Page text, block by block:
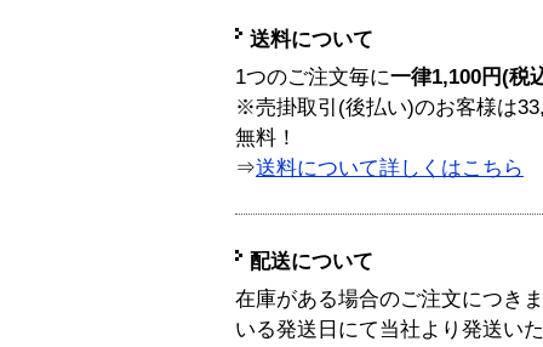
送料について
1つのご注文毎に一律1,100円(税
※売掛取引(後払い)のお客様は
無料！
⇒送料について詳しくはこちら
配送について
在庫がある場合のご注文につき
いる発送日にて当社より発送い